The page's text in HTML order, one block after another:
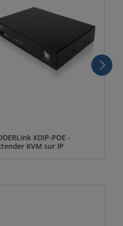
XDIP-POE -
KVM sur IP